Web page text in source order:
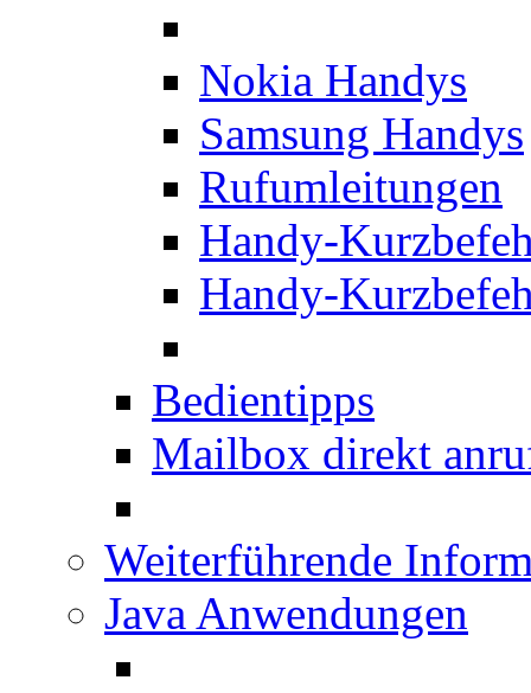
Nokia Handys
Samsung Handys
Rufumleitungen
Handy-
Handy-
Bedientipps
Mailbox direkt
Weiterführende
Java Anwendungen